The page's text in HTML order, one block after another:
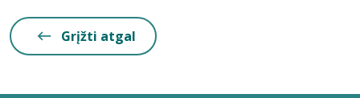
Grįžti atgal